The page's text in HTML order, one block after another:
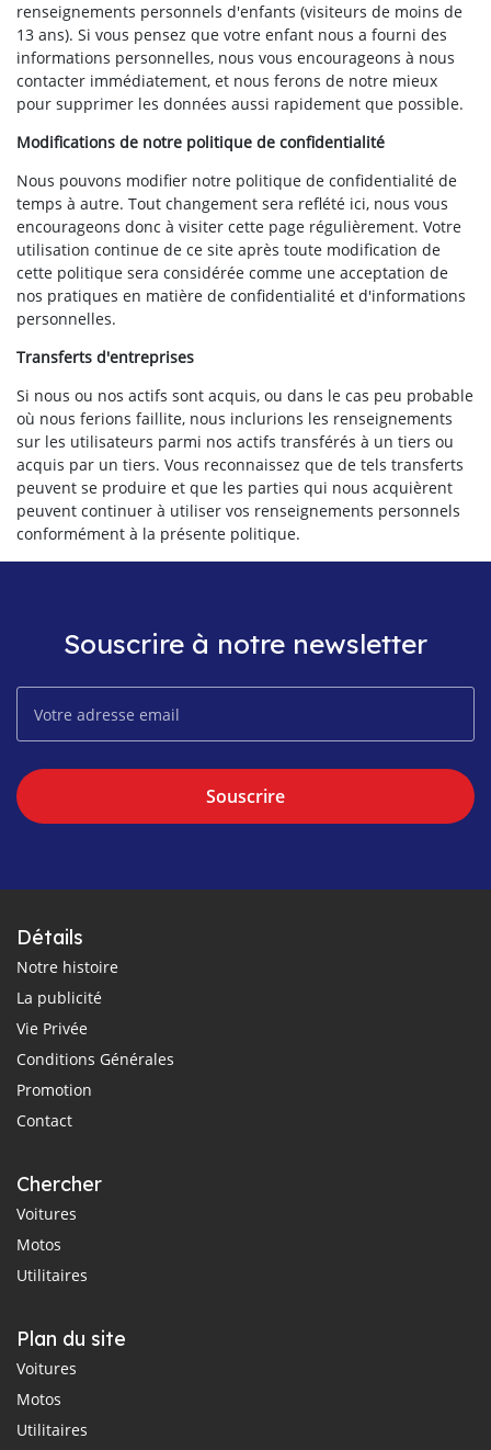
renseignements personnels d'enfants (visiteurs de moins de
13 ans). Si vous pensez que votre enfant nous a fourni des
informations personnelles, nous vous encourageons à nous
contacter immédiatement, et nous ferons de notre mieux
pour supprimer les données aussi rapidement que possible.
Modifications de notre politique de confidentialité
Nous pouvons modifier notre politique de confidentialité de
temps à autre. Tout changement sera reflété ici, nous vous
encourageons donc à visiter cette page régulièrement. Votre
utilisation continue de ce site après toute modification de
cette politique sera considérée comme une acceptation de
nos pratiques en matière de confidentialité et d'informations
personnelles.
Transferts d'entreprises
Si nous ou nos actifs sont acquis, ou dans le cas peu probable
où nous ferions faillite, nous inclurions les renseignements
sur les utilisateurs parmi nos actifs transférés à un tiers ou
acquis par un tiers. Vous reconnaissez que de tels transferts
peuvent se produire et que les parties qui nous acquièrent
peuvent continuer à utiliser vos renseignements personnels
conformément à la présente politique.
Souscrire à notre newsletter
Souscrire
Détails
Notre histoire
La publicité
Vie Privée
Conditions Générales
Promotion
Contact
Chercher
Voitures
Motos
Utilitaires
Plan du site
Voitures
Motos
Utilitaires